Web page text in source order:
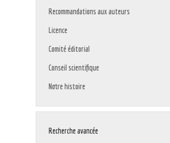
Recommandations aux auteurs
Licence
Comité éditorial
Conseil scientifique
Notre histoire
Recherche avancée